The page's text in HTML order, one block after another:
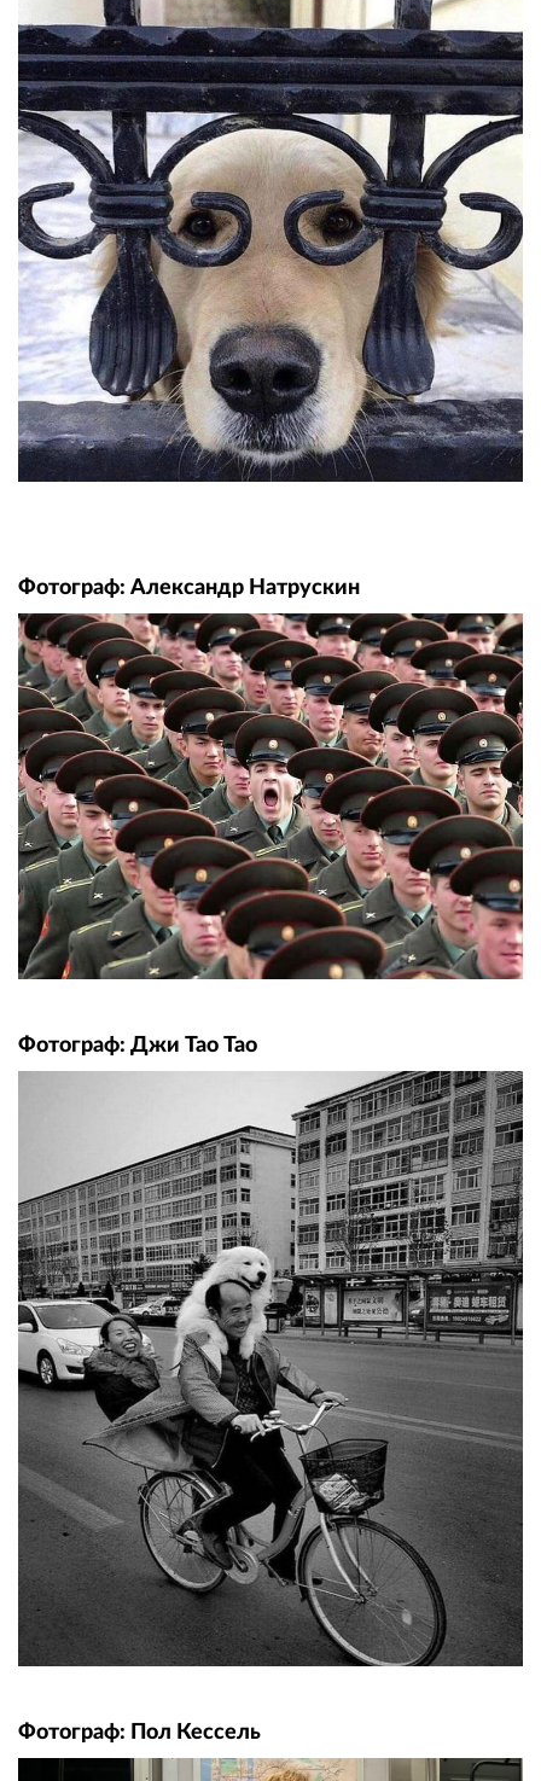
Фотограф: Александр Натрускин
Фотограф: Джи Тао Тао
Фотограф: Пол Кессель